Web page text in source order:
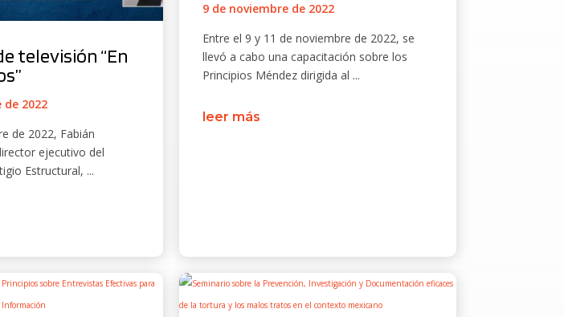
televisión “En
de 2022
de 2022, Fabián
ejecutivo del
Estructural, ...
9 de noviembre de 2022
Entre el 9 y 11 de noviembre de 2022, se
llevó a cabo una capacitación sobre los
Principios Méndez dirigida al ...
leer más